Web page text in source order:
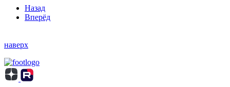
Назад
Вперёд
наверх